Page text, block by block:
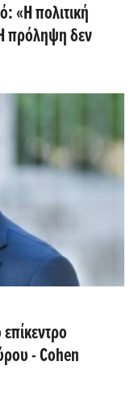
«Η πολιτική
πρόληψη δεν